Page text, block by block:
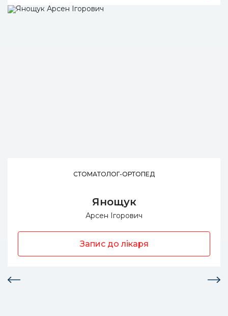
СТОМАТОЛОГ-ОРТОПЕД
Янощук
Арсен Ігорович
Запис до лікаря